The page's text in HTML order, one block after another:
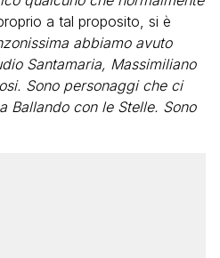
a tal proposito, si è
abbiamo avuto
Santamaria, Massimiliano
Sono personaggi che ci
Ballando con le Stelle. Sono